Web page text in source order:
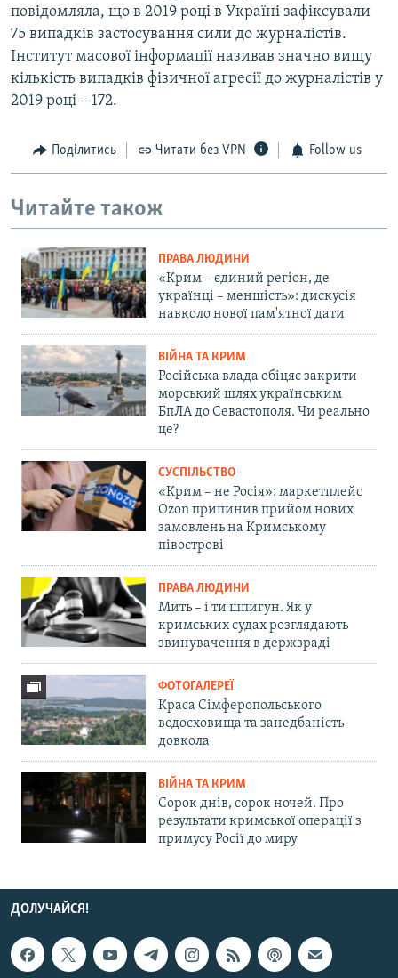
повідомляла, що в 2019 році в Україні зафіксували
75 випадків застосування сили до журналістів.
Інститут масової інформації називав значно вищу
кількість випадків фізичної агресії до журналістів у
2019 році – 172.
Поділитись Читати без VPN Follow us
Читайте також
ПРАВА ЛЮДИНИ
«Крим – єдиний регіон, де
українці – меншість»: дискусія
навколо нової пам'ятної дати
ВІЙНА ТА КРИМ
Російська влада обіцяє закрити
морський шлях українським
БпЛА до Севастополя. Чи реально
це?
СУСПІЛЬСТВО
«Крим – не Росія»: маркетплейс
Ozon припинив прийом нових
замовлень на Кримському
півострові
ПРАВА ЛЮДИНИ
Мить – і ти шпигун. Як у
кримських судах розглядають
звинувачення в держзраді
ФОТОГАЛЕРЕЇ
Краса Сімферопольського
водосховища та занедбаність
довкола
ВІЙНА ТА КРИМ
Сорок днів, сорок ночей. Про
результати кримської операції з
примусу Росії до миру
ДОЛУЧАЙСЯ!